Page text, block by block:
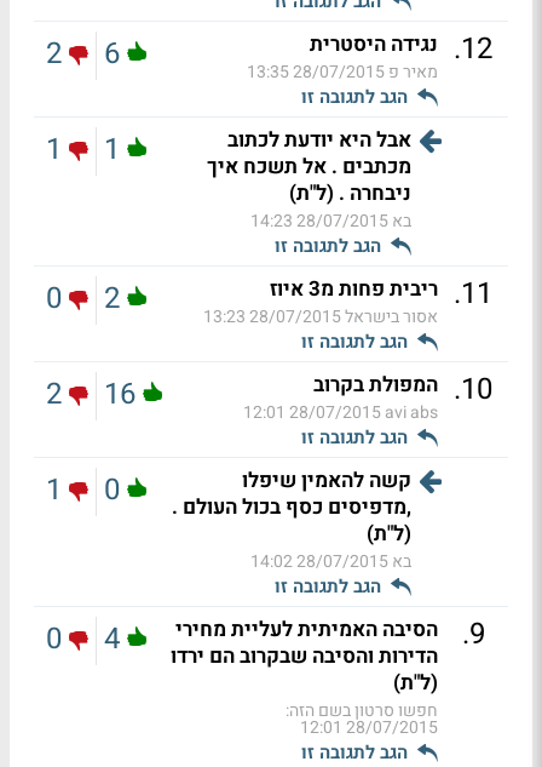
12
. נגידה היסטרית
מאיר פ28/07/2015 13:35
הגב לתגובה זו
6
2
אבל היא יודעת לכתוב
מכתבים . אל תשכח איך
ניבחרה . (ל"ת)
בא28/07/2015 14:23
הגב לתגובה זו
1
1
11
. ריבית פחות מ3 איוז
אסור בישראל28/07/2015 13:23
הגב לתגובה זו
2
0
10
. המפולת בקרוב
avi abs
28/07/2015 12:01
הגב לתגובה זו
16
2
קשה להאמין שיפלו
,מדפיסים כסף בכול העולם .
(ל"ת)
בא28/07/2015 14:02
הגב לתגובה זו
0
1
9
.
הסיבה האמיתית לעליית מחירי
הדירות והסיבה שבקרוב הם ירדו
(ל"ת)
חפשו סרטון בשם הזה:
28/07/2015 12:01
הגב לתגובה זו
4
0